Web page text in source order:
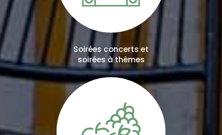
Soirées concerts et
soirées à thèmes